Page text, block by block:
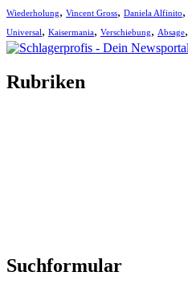
Wiederholung, Vincent Gross, Daniela Alfinito,
Universal, Kaisermania, Verschiebung, Absage,
Rubriken
Suchformular